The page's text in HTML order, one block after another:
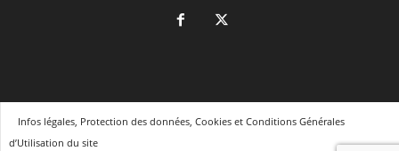
Infos légales, Protection des données, Cookies et Conditions Générales
d’Utilisation du site